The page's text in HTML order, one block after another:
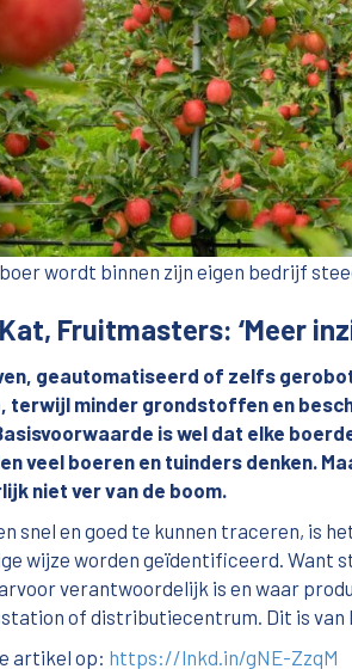
wordt binnen zijn eigen bedrijf
Fruitmasters: ‘Meer
geautomatiseerd of zelfs
terwijl minder grondstoffen en
is wel dat elke
veel boeren en tuinders denken.
niet ver van de boom.
snel en goed te kunnen traceren, is
wijze worden geïdentificeerd. Want
verantwoordelijk is en waar
of distributiecentrum. Dit is van
artikel op: https://lnkd.in/gNE-ZzqM